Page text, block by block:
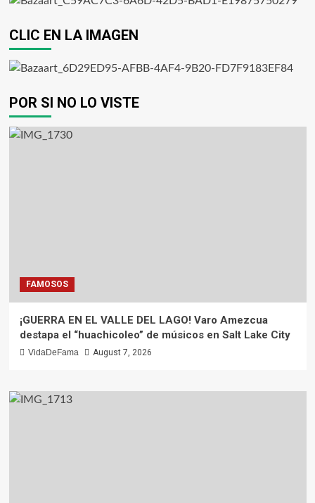
CLIC EN LA IMAGEN
POR SI NO LO VISTE
FAMOSOS
¡GUERRA EN EL VALLE DEL LAGO! Varo Amezcua
destapa el “huachicoleo” de músicos en Salt Lake City
VidaDeFama August 7, 2026